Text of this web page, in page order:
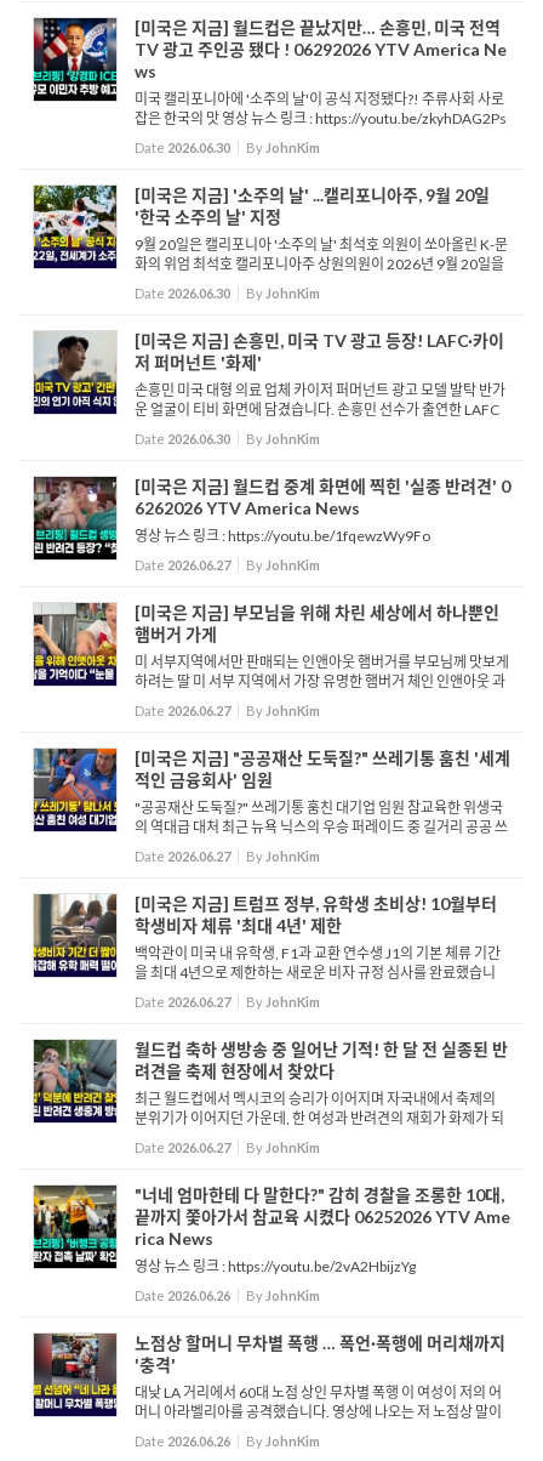
[미국은 지금] 월드컵은 끝났지만… 손흥민, 미국 전역
TV 광고 주인공 됐다 ! 06292026 YTV America Ne
ws
미국 캘리포니아에 '소주의 날'이 공식 지정됐다?! 주류사회 사로
잡은 한국의 맛 영상 뉴스 링크 : https://youtu.be/zkyhDAG2Ps
Date 2026.06.30 By JohnKim
[미국은 지금] '소주의 날' ...캘리포니아주, 9월 20일
'한국 소주의 날' 지정
9월 20일은 캘리포니아 '소주의 날' 최석호 의원이 쏘아올린 K-문
화의 위엄 최석호 캘리포니아주 상원의원이 2026년 9월 20일을
캘리포니아주의 제2회 연례 '소주의 날'로 지정하는 공동 결의안
166호를 발의했습니다. 주 상원 본회의에서 열...
Date 2026.06.30 By JohnKim
[미국은 지금] 손흥민, 미국 TV 광고 등장! LAFC·카이
저 퍼머넌트 '화제'
손흥민 미국 대형 의료 업체 카이저 퍼머넌트 광고 모델 발탁 반가
운 얼굴이 티비 화면에 담겼습니다. 손흥민 선수가 출연한 LAFC
공식 의료 스폰서 카이저 퍼머넌트 광고입니다. 손흥민과 의료진
이 함께 모여 팀워크를 이루는 내용이...
Date 2026.06.30 By JohnKim
[미국은 지금] 월드컵 중계 화면에 찍힌 '실종 반려견' 0
6262026 YTV America News
영상 뉴스 링크 : https://youtu.be/1fqewzWy9Fo
Date 2026.06.27 By JohnKim
[미국은 지금] 부모님을 위해 차린 세상에서 하나뿐인
햄버거 가게
미 서부지역에서만 판매되는 인앤아웃 햄버거를 부모님께 맛보게
하려는 딸 미 서부 지역에서 가장 유명한 햄버거 체인 인앤아웃 과
연 뉴욕에 거주하면 이 맛을 볼 수 없을까 뉴욕에 사는 한 한인 여성
이 부모님을 위해 직접 인앤아웃 햄버거를 만들었습니다. ...
Date 2026.06.27 By JohnKim
[미국은 지금] "공공재산 도둑질?" 쓰레기통 훔친 '세계
적인 금융회사' 임원
"공공재산 도둑질?" 쓰레기통 훔친 대기업 임원 참교육한 위생국
의 역대급 대처 최근 뉴욕 닉스의 우승 퍼레이드 중 길거리 공공 쓰
레기통을 비우고 훔치는 한 여성의 영상이 온라인에서 확산하며
큰 논란을 빚고 있습니다. 해당 영상에는 여성이 쓰레기통의 ...
Date 2026.06.27 By JohnKim
[미국은 지금] 트럼프 정부, 유학생 초비상! 10월부터
학생비자 체류 '최대 4년' 제한
백악관이 미국 내 유학생, F1과 교환 연수생 J1의 기본 체류 기간
을 최대 4년으로 제한하는 새로운 비자 규정 심사를 완료했습니
다. 이 규정이 시행되면 기존의 무기한 체류 허용 제도, DS가 폐지
되기 때문에 학업이 4년을 넘는 박사 과정이나 레지던트 등은 ...
Date 2026.06.27 By JohnKim
월드컵 축하 생방송 중 일어난 기적! 한 달 전 실종된 반
려견을 축제 현장에서 찾았다
최근 월드컵에서 멕시코의 승리가 이어지며 자국내에서 축제의
분위기가 이어지던 가운데, 한 여성과 반려견의 재회가 화제가 되
고 있습니다. 알레한드라 가르시아는 6살된 반려견 고르다가 실종
된 후 한 달 동안 찾아 헤맸습니다. 하지만 6월 24일 2026 FIFA ...
Date 2026.06.27 By JohnKim
"너네 엄마한테 다 말한다?" 감히 경찰을 조롱한 10대,
끝까지 쫓아가서 참교육 시켰다 06252026 YTV Ame
rica News
영상 뉴스 링크 : https://youtu.be/2vA2HbijzYg
Date 2026.06.26 By JohnKim
노점상 할머니 무차별 폭행 … 폭언·폭행에 머리채까지
'충격'
대낮 LA 거리에서 60대 노점 상인 무차별 폭행 이 여성이 저의 어
머니 아라벨리아를 공격했습니다. 영상에 나오는 저 노점상 말이
죠. 그녀는 어머니에게 다가와 위협하며 돈을 뜯어내려 했고, 거리
에서 장사하려면 허가증이 필요하다고...
Date 2026.06.26 By JohnKim